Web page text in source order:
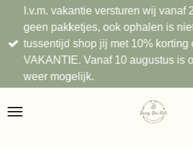
direct
naar
hoofdinhoud
I.v.m. vakantie versturen wij vanaf
geen pakketjes, ook ophalen is
tussentijd shop jij met 10% korting
VAKANTIE. Vanaf 10 augustus is
weer mogelijk.